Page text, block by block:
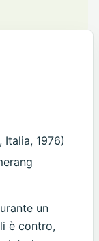
Italia, 1976)
un
è contro,